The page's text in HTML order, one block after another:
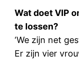
Wat doet VIP
te lossen?
‘We zijn net
Er zijn vier